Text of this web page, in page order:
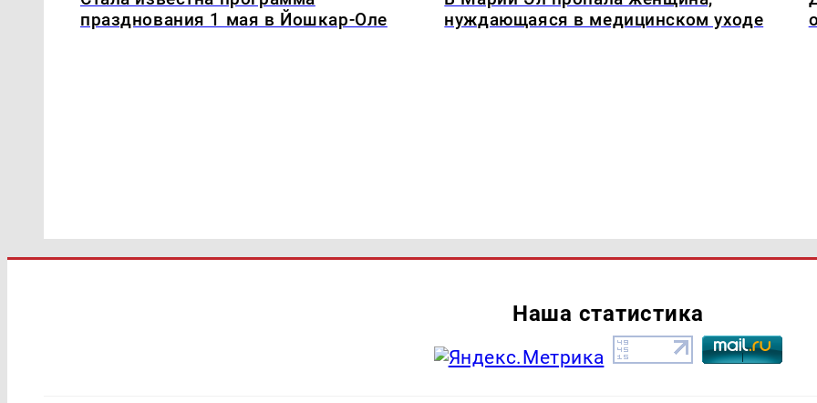
празднования 1 мая в Йошкар-Оле
нуждающаяся в медицинском уходе
Наша статистика